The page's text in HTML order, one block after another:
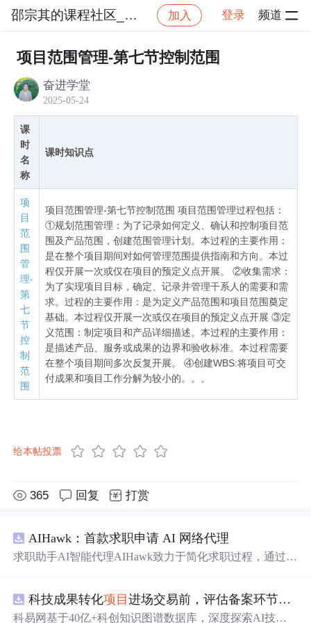
邵宗其的课程社区_NO_1 加入 登录 频道
社区 邵宗其的课程社区_NO_1 2025年信息系统
项目范围管理-第七节控制范围
奋进学堂
2025-05-24
课
时
名
称
课时知识点
项
目
范
围
管
理-
第
七
节
控
制
范
围
项目范围管理-第七节控制范围 项目范围管理过程包括：
①规划范围管理：为了记录如何定义、确认和控制项目范
围及产品范围，创建范围管理计划。本过程的主要作用：
是在整个项目期间对如何管理范围提供指南和方向。本过
程仅开展一次或仅在项目的预定义点开展。 ②收集需求：
为了实现项目目标，确定、记录并管理干系人的需要和需
求。过程的主要作用：是为定义产品范围和项目范围奠定
基础。本过程仅开展一次或仅在项目的预定义点开展 ③定
义范围：制定项目和产品详细描述。本过程的主要作用：
是描述产品、服务或成果的边界和验收标准。本过程需要
在整个项目期间多次反复开展。 ④创建WBS:将项目可交
付成果和项目工作分解为较小的。。。
给本帖投票
365 回复 打赏
AIHawk：首款求职申请 AI 网络代理
求职助手AI智能代理AIHawk致力于简化求职过程，通过自
科技成果转化项目进场交易前，评估备案环节需要准备哪些材料？.docx
科易网基于40亿+科创知识图谱数据库，深度探索AI技术